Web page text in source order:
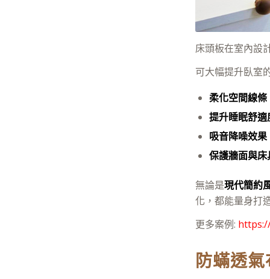
床頭板在室內設
可大幅提升臥室
柔化空間線條
提升睡眠舒適
吸音降噪效果
保護牆面與床
無論是現代簡約
化，都能量身打
更多案例:
防蟎透